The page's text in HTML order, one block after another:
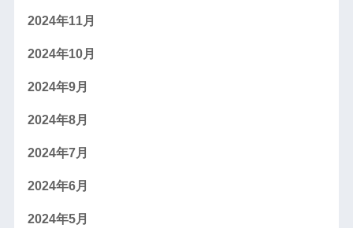
2024年11月
2024年10月
2024年9月
2024年8月
2024年7月
2024年6月
2024年5月